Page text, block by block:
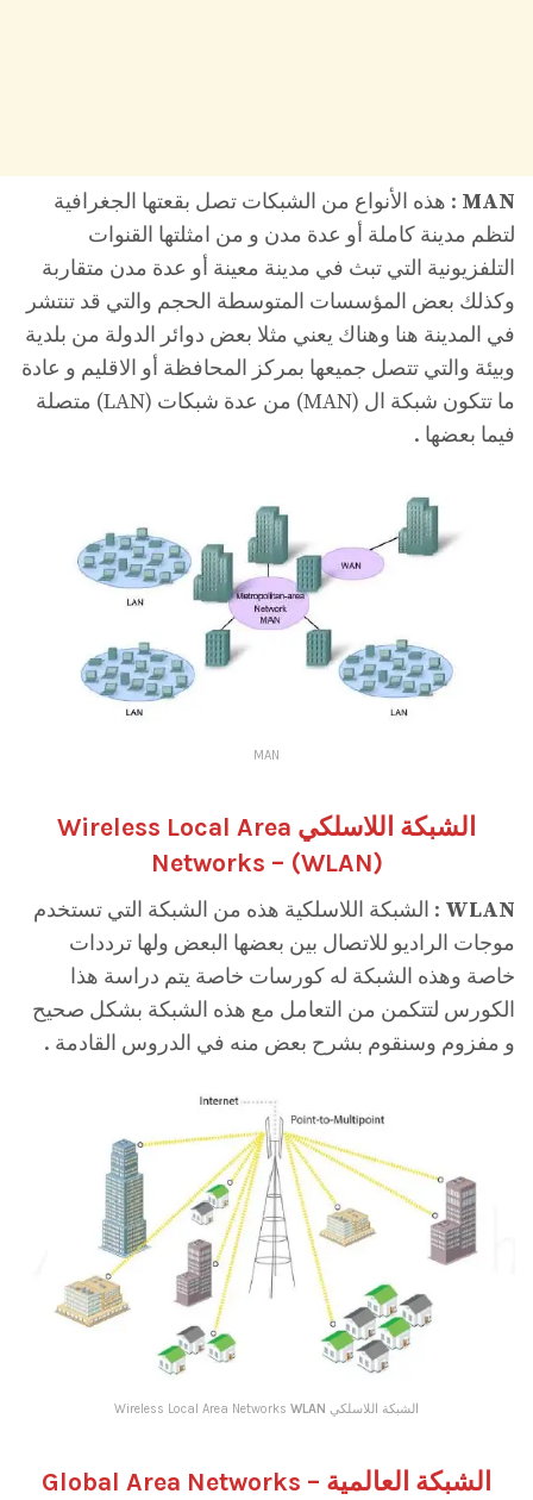
MAN : هذه الأنواع من الشبكات تصل بقعتها الجغرافية
لتظم مدينة كاملة أو عدة مدن و من امثلتها القنوات
التلفزيونية التي تبث في مدينة معينة أو عدة مدن متقاربة
وكذلك بعض المؤسسات المتوسطة الحجم والتي قد تنتشر
في المدينة هنا وهناك يعني مثلا بعض دوائر الدولة من بلدية
وبيئة والتي تتصل جميعها بمركز المحافظة أو الاقليم و عادة
ما تتكون شبكة ال (MAN) من عدة شبكات (LAN) متصلة
فيما بعضها .
MAN
الشبكة اللاسلكي Wireless Local Area
Networks – (WLAN)
WLAN : الشبكة اللاسلكية هذه من الشبكة التي تستخدم
موجات الراديو للاتصال بين بعضها البعض ولها ترددات
خاصة وهذه الشبكة له كورسات خاصة يتم دراسة هذا
الكورس لتتكمن من التعامل مع هذه الشبكة بشكل صحيح
و مفزوم وسنقوم بشرح بعض منه في الدروس القادمة .
الشبكة اللاسلكي Wireless Local Area Networks WLAN
الشبكة العالمية Global Area Networks –